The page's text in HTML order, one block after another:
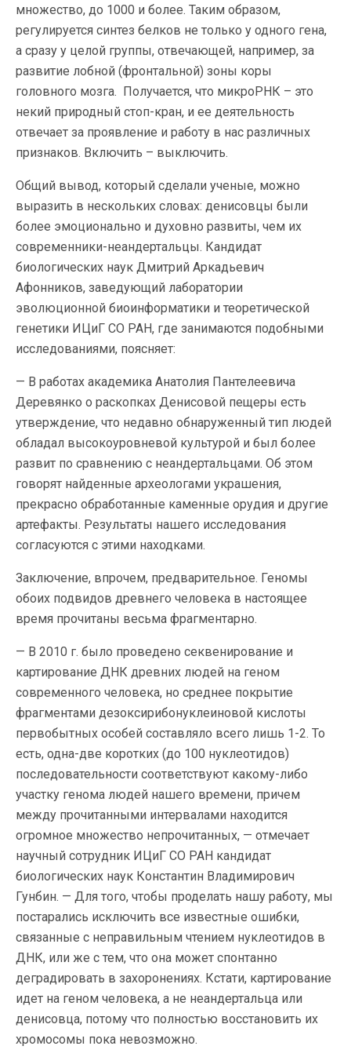
множество, до 1000 и более. Таким образом,
регулируется синтез белков не только у одного гена,
а сразу у целой группы, отвечающей, например, за
развитие лобной (фронтальной) зоны коры
головного мозга. Получается, что микроРНК – это
некий природный стоп-кран, и ее деятельность
отвечает за проявление и работу в нас различных
признаков. Включить – выключить.
Общий вывод, который сделали ученые, можно
выразить в нескольких словах: денисовцы были
более эмоционально и духовно развиты, чем их
современники-неандертальцы. Кандидат
биологических наук Дмитрий Аркадьевич
Афонников, заведующий лаборатории
эволюционной биоинформатики и теоретической
генетики ИЦиГ СО РАН, где занимаются подобными
исследованиями, поясняет:
— В работах академика Анатолия Пантелеевича
Деревянко о раскопках Денисовой пещеры есть
утверждение, что недавно обнаруженный тип людей
обладал высокоуровневой культурой и был более
развит по сравнению с неандертальцами. Об этом
говорят найденные археологами украшения,
прекрасно обработанные каменные орудия и другие
артефакты. Результаты нашего исследования
согласуются с этими находками.
Заключение, впрочем, предварительное. Геномы
обоих подвидов древнего человека в настоящее
время прочитаны весьма фрагментарно.
— В 2010 г. было проведено секвенирование и
картирование ДНК древних людей на геном
современного человека, но среднее покрытие
фрагментами дезоксирибонуклеиновой кислоты
первобытных особей составляло всего лишь 1-2. То
есть, одна-две коротких (до 100 нуклеотидов)
последовательности соответствуют какому-либо
участку генома людей нашего времени, причем
между прочитанными интервалами находится
огромное множество непрочитанных, — отмечает
научный сотрудник ИЦиГ СО РАН кандидат
биологических наук Константин Владимирович
Гунбин. — Для того, чтобы проделать нашу работу, мы
постарались исключить все известные ошибки,
связанные с неправильным чтением нуклеотидов в
ДНК, или же с тем, что она может спонтанно
деградировать в захоронениях. Кстати, картирование
идет на геном человека, а не неандертальца или
денисовца, потому что полностью восстановить их
хромосомы пока невозможно.